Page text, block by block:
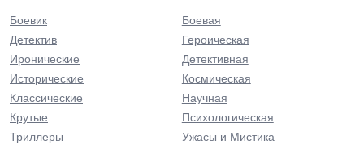
Боевик
Детектив
Иронические
Исторические
Классические
Крутые
Триллеры
Боевая
Героическая
Детективная
Космическая
Научная
Психологическая
Ужасы и Мистика